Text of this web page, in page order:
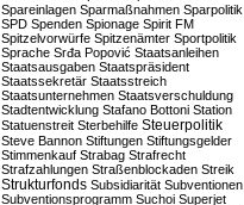
Spareinlagen Sparmaßnahmen Sparpolitik
SPD Spenden Spionage Spirit FM
Spitzelvorwürfe Spitzenämter Sportpolitik
Sprache Srđa Popović Staatsanleihen
Staatsausgaben Staatspräsident
Staatssekretär Staatsstreich
Staatsunternehmen Staatsverschuldung
Stadtentwicklung Stafano Bottoni Station
Statuenstreit Sterbehilfe Steuerpolitik
Steve Bannon Stiftungen Stiftungsgelder
Stimmenkauf Strabag Strafrecht
Strafzahlungen Straßenblockaden Streik
Strukturfonds Subsidiarität Subventionen
Subventionsprogramm Suchoi Superjet